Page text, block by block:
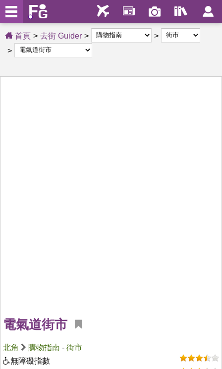
首頁 去街 Guider
電氣道街市
北角 購物指南 - 街市
無障礙指數